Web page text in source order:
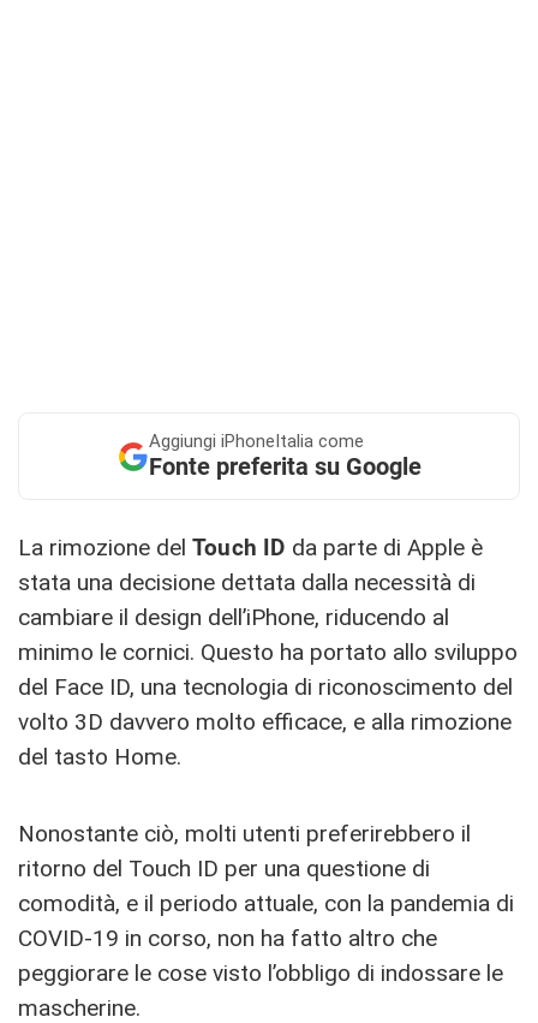
Aggiungi iPhoneItalia come
Fonte preferita su Google
La rimozione del Touch ID da parte di Apple è
stata una decisione dettata dalla necessità di
cambiare il design dell’iPhone, riducendo al
minimo le cornici. Questo ha portato allo sviluppo
del Face ID, una tecnologia di riconoscimento del
volto 3D davvero molto efficace, e alla rimozione
del tasto Home.
Nonostante ciò, molti utenti preferirebbero il
ritorno del Touch ID per una questione di
comodità, e il periodo attuale, con la pandemia di
COVID-19 in corso, non ha fatto altro che
peggiorare le cose visto l’obbligo di indossare le
mascherine.